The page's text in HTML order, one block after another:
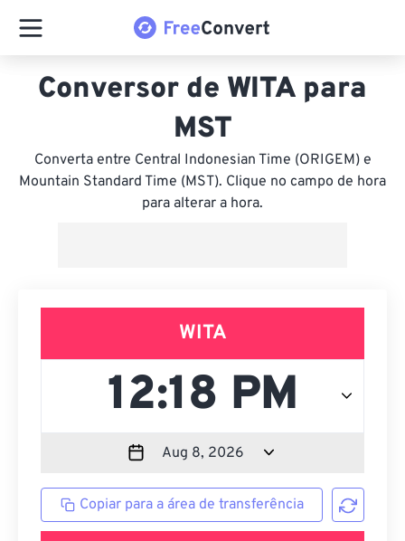
Conversor de WITA para
MST
Converta entre Central Indonesian Time (ORIGEM) e
Mountain Standard Time (MST). Clique no campo de hora
para alterar a hora.
WITA
Copiar para a área de transferência